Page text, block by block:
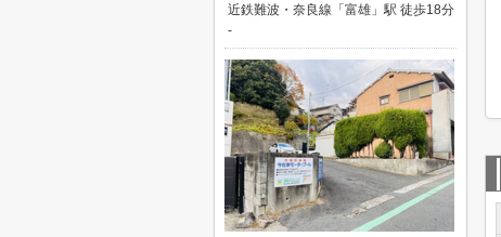
近鉄難波・奈良線「富雄」駅 徒歩18分
-